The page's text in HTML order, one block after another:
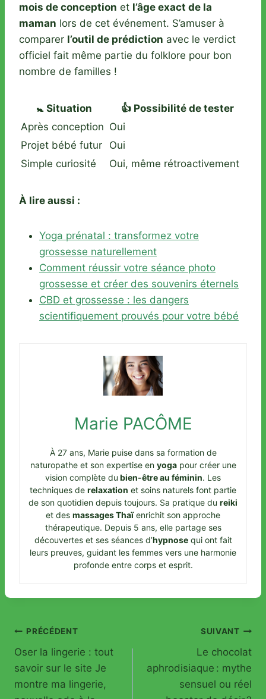
mois de conception et l’âge exact de la
maman lors de cet événement. S’amuser à
comparer l’outil de prédiction avec le verdict
officiel fait même partie du folklore pour bon
nombre de familles !
🚼 Situation
👍 Possibilité de tester
Après conception Oui
Projet bébé futur
Oui
Simple curiosité
Oui, même rétroactivement
À lire aussi :
Yoga prénatal : transformez votre
grossesse naturellement
Comment réussir votre séance photo
grossesse et créer des souvenirs éternels
CBD et grossesse : les dangers
scientifiquement prouvés pour votre bébé
Marie PACÔME
À 27 ans, Marie puise dans sa formation de
naturopathe et son expertise en yogapour créer une
vision complète du bien-être au féminin. Les
techniques de relaxation et soins naturels font partie
de son quotidien depuis toujours. Sa pratique du reiki
et des massages Thaïenrichit son approche
thérapeutique. Depuis 5 ans, elle partage ses
découvertes et ses séances d’hypnosequi ont fait
leurs preuves, guidant les femmes vers une harmonie
profonde entre corps et esprit.
Navigation
de
l’article
PRÉCÉDENT
Oser la lingerie : tout
savoir sur le site Je
montre ma lingerie,
SUIVANT
Le chocolat
aphrodisiaque : mythe
sensuel ou réel